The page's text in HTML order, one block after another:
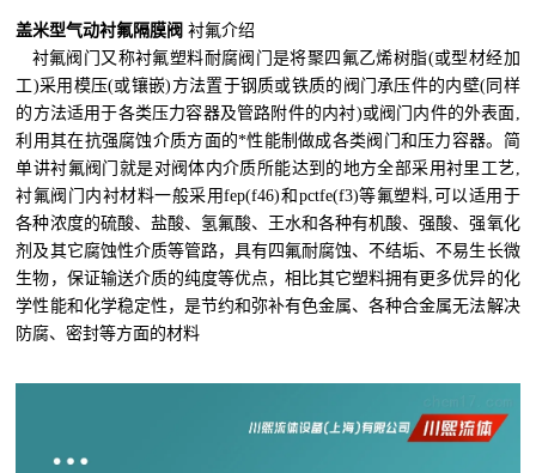
盖米型气动衬氟隔膜阀 衬氟介绍
衬氟阀门又称衬氟塑料耐腐阀门是将聚四氟乙烯树脂(或型材经加
工)采用模压(或镶嵌)方法置于钢质或铁质的阀门承压件的内壁(同样
的方法适用于各类压力容器及管路附件的内衬)或阀门内件的外表面,
利用其在抗强腐蚀介质方面的*性能制做成各类阀门和压力容器。简
单讲衬氟阀门就是对阀体内介质所能达到的地方全部采用衬里工艺,
衬氟阀门内衬材料一般采用fep(f46)和pctfe(f3)等氟塑料,可以适用于
各种浓度的硫酸、盐酸、氢氟酸、王水和各种有机酸、强酸、强氧化
剂及其它腐蚀性介质等管路，具有四氟耐腐蚀、不结垢、不易生长微
生物，保证输送介质的纯度等优点，相比其它塑料拥有更多优异的化
学性能和化学稳定性，是节约和弥补有色金属、各种合金属无法解决
防腐、密封等方面的材料